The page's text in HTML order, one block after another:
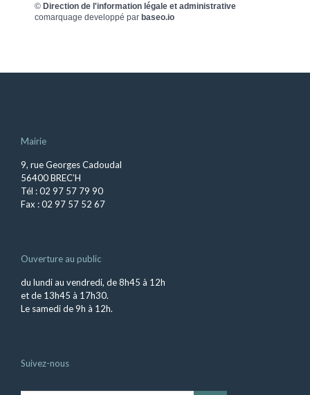
© Direction de l'information légale et administrative
comarquage developpé par baseo.io
Mairie
9, rue Georges Cadoudal
56400 BREC’H
Tél : 02 97 57 79 90
Fax : 02 97 57 52 67
Ouverture au public
du lundi au vendredi, de 8h45 à 12h
et de 13h45 à 17h30.
Le samedi de 9h à 12h.
Suivez-nous